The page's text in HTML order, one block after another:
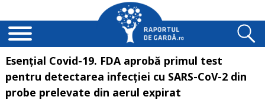
Esențial Covid-19. FDA aprobă primul test
pentru detectarea infecției cu SARS-CoV-2 din
probe prelevate din aerul expirat